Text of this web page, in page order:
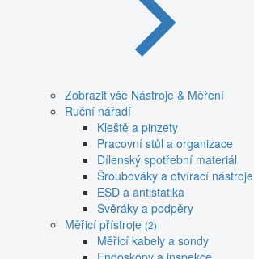
Zobrazit vše Nástroje & Měření
Ruční nářadí
Kleště a pinzety
Pracovní stůl a organizace
Dílenský spotřební materiál
Šroubováky a otvírací nástroje
ESD a antistatika
Svěráky a podpěry
Měřicí přístroje (2)
Měřicí kabely a sondy